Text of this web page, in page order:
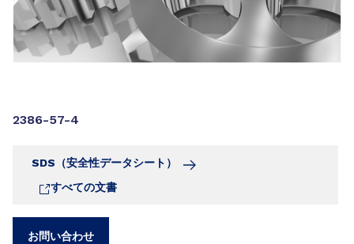
2386-57-4
SDS（安全性データシート）
すべての文書
お問い合わせ